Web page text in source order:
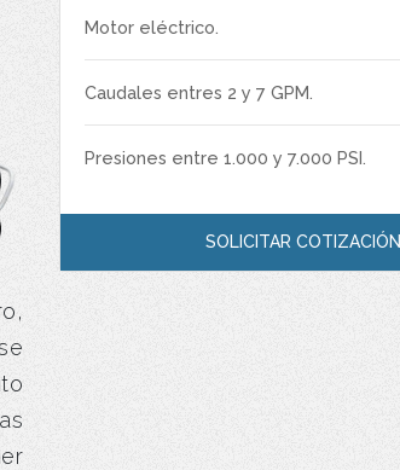
Motor eléctrico.
Caudales entres 2 y 7 GPM.
Presiones entre 1.000 y 7.000 PSI.
SOLICITAR COTIZACIÓN